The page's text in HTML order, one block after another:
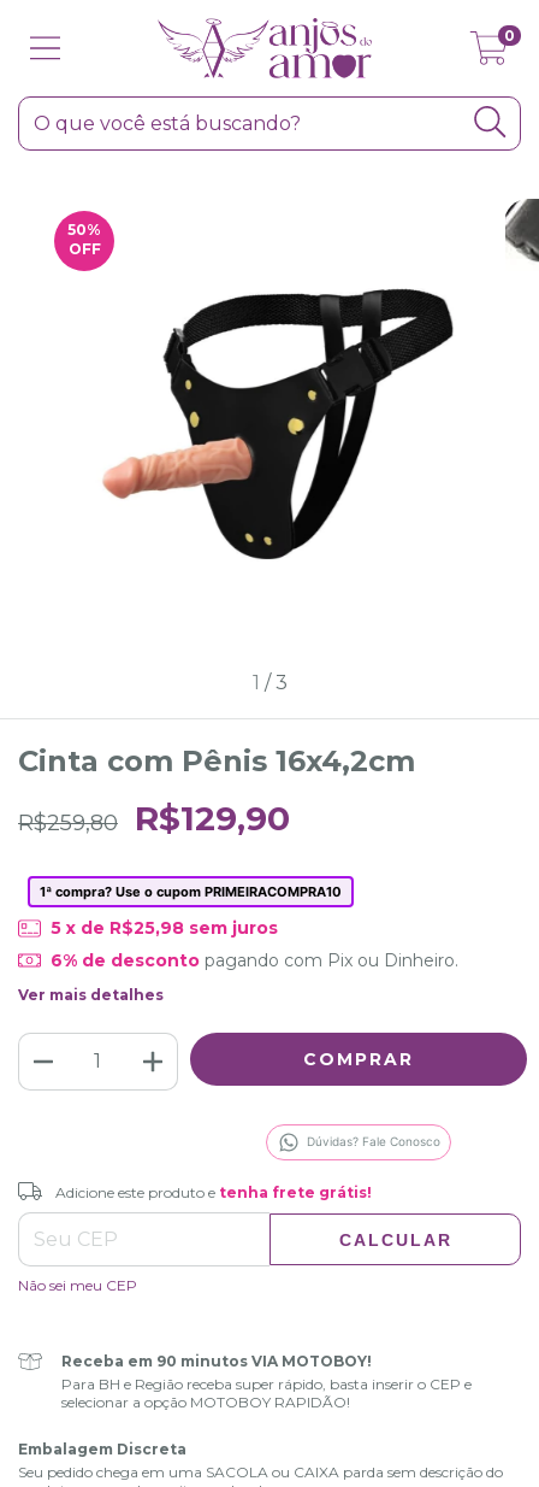
0
50%
OFF
1 /3
Cinta com Pênis 16x4,2cm
R$259,80 R$129,90
1ª compra? Use o cupom PRIMEIRACOMPRA10
5 x de R$25,98 sem juros
6% de descontopagando com Pix ou Dinheiro.
Ver mais detalhes
Dúvidas? Fale Conosco
Adicione este produto etenha frete grátis!
Entregas para o CEP: ALTERAR CEP
Adicione este produto e tenha frete grátis!
CALCULAR
Não sei meu CEP
Receba em 90 minutos VIA MOTOBOY!
Para BH e Região receba super rápido, basta inserir o CEP e
selecionar a opção MOTOBOY RAPIDÃO!
Embalagem Discreta
Seu pedido chega em uma SACOLA ou CAIXA parda sem descrição do